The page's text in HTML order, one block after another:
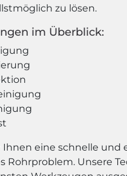
zu lösen.
im Überblick:
Ihnen eine schnelle und
Rohrproblem. Unsere